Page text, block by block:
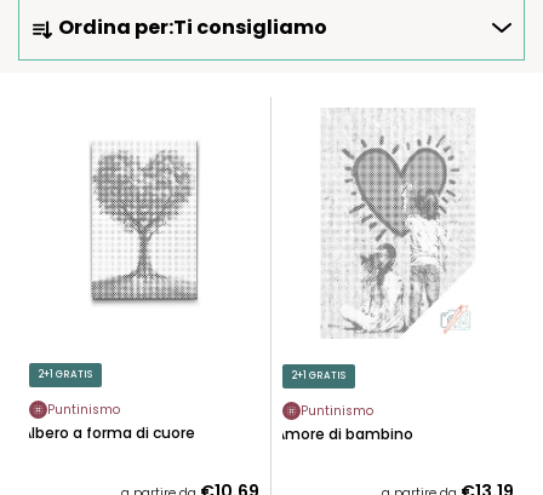
D
R
O
D
O
Ordina per:Ti consigliamo
P
R
O
2+1 GRATIS
Puntinismo
Albero a forma di cuore
2+1 GRATIS
Puntinismo
Amore di bambino